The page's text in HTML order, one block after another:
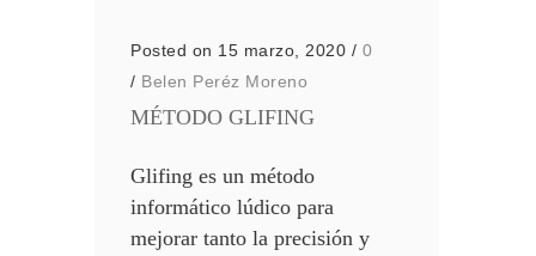
Posted on 15 marzo, 2020 / 0
/ Belen Peréz Moreno
MÉTODO GLIFING
Glifing es un método
informático lúdico para
mejorar tanto la precisión y